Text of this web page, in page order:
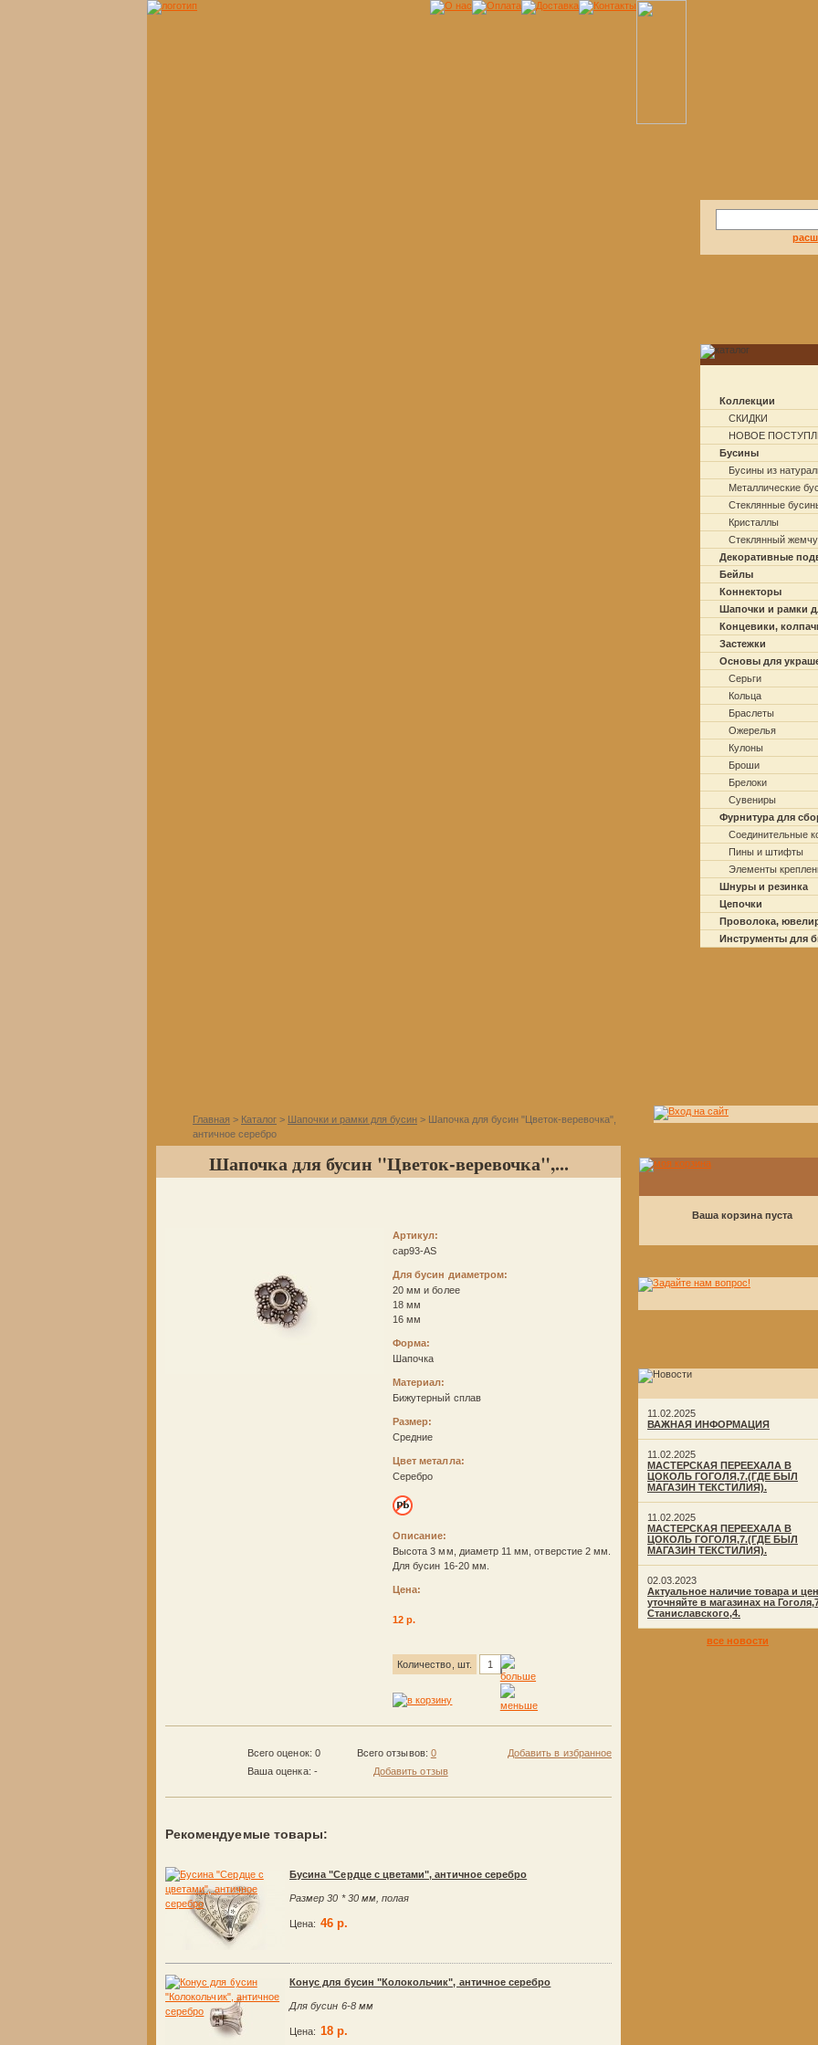
Коллекции
СКИДКИ
НОВОЕ
Бусины
Бусины из
Металлические
Стеклянные
Кристаллы
Стеклянный
Декоративные
Бейлы
Коннекторы
Шапочки и рамки
Концевики,
Застежки
Основы для
Серьги
Кольца
Браслеты
Ожерелья
Кулоны
Броши
Брелоки
Сувениры
Фурнитура для
Соединительные
Пины и штифты
Элементы
Шнуры и резинка
Цепочки
Проволока,
Инструменты для
Главная > Каталог > Шапочки и рамки для бусин > Шапочка для бусин "Цветок-веревочка",
античное серебро
Шапочка для бусин "Цветок-веревочка",...
Артикул:
cap93-AS
Для бусин диаметром:
20 мм и более
18 мм
16 мм
Форма:
Шапочка
Материал:
Бижутерный сплав
Размер:
Средние
Цвет металла:
Серебро
Описание:
Высота 3 мм, диаметр 11 мм, отверстие 2 мм.
Для бусин 16-20 мм.
Цена:
12 р.
Количество, шт.
Всего оценок: 0
Ваша оценка: -
Всего отзывов: 0
Добавить отзыв
Добавить в избранное
Рекомендуемые товары:
Бусина "Сердце с цветами", античное серебро
Размер 30 * 30 мм, полая
Цена: 46 р.
Конус для бусин "Колокольчик", античное серебро
Для бусин 6-8 мм
Цена: 18 р.
Ваша корзина пуста
11.02.2025
ВАЖНАЯ ИНФОРМАЦИЯ
11.02.2025
МАСТЕРСКАЯ ПЕРЕЕХАЛА В
ЦОКОЛЬ ГОГОЛЯ,7.(ГДЕ БЫЛ
МАГАЗИН ТЕКСТИЛИЯ).
11.02.2025
МАСТЕРСКАЯ ПЕРЕЕХАЛА В
ЦОКОЛЬ ГОГОЛЯ,7.(ГДЕ БЫЛ
МАГАЗИН ТЕКСТИЛИЯ).
02.03.2023
Актуальное наличие товара и
уточняйте в магазинах на
Станиславского,4.
все новости